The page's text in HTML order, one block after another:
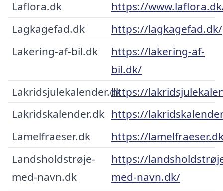
Laflora.dk
https://
Lagkagefad.dk
https://lagkagefad.dk/
Lakering-af-bil.dk
https://lakering-af-
bil.dk/
Lakridsjulekalender.dkhttps://
Lakridskalender.dk https://
Lamelfraeser.dk
https://lamelfraeser.dk
Landsholdstrøje-
med-navn.dk
https://
med-navn.dk/